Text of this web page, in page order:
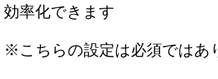
効率化できます
※こちらの設定は必須ではあ